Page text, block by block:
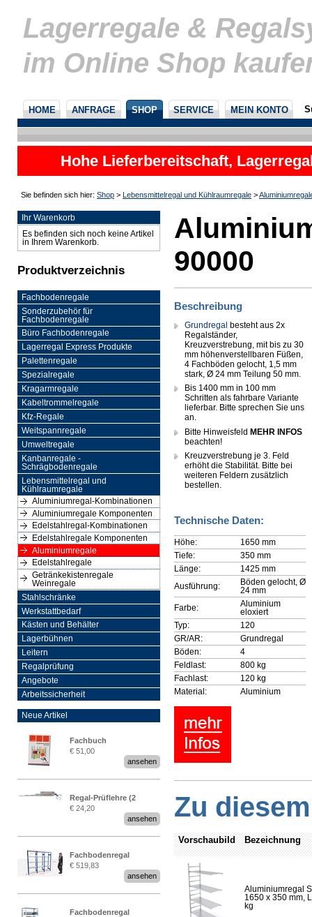
Lagerregale &
im Online Shop
HOME ANFRAGE SHOP SERVICE MEIN KONTO
Hohe Lieferbereitschaft,
nicht
Sie befinden sich hier: Shop > Lebensmittelregal und Kühlraumregale >
Ihr Warenkorb
Es befinden sich noch keine Artikel
in Ihrem Warenkorb.
Produktverzeichnis
Fachbodenregale
Sonderzubehör für
Fachbodenregale
Büro Fachbodenregale
Lagerregal Express Produkte
Palettenregale
Spezialregale
Kragarmregale
Kabeltrommelregale
Kfz-Regale
Weitspannregale
Umweltregale
Kanbanregale -
Schrägbodenregale
Lebensmittelregal und
Kühlraumregale
Aluminiumregal-Kombinationen
Aluminiumregale Komponenten
Edelstahlregal-Kombinationen
Edelstahlregale Komponenten
Aluminiumregale
Edelstahlregale
Getränkekistenregale
Weinregale
Stahlschränke
Werkstattbedarf
Kästen und Behälter
Lagerbühnen
Leitern
Regalprüfung
Angebote
Arbeitssicherheit
Neue Artikel
Fachbuch
„Regalprüfung nach DIN
€ 51,00
ansehen
Regal-Prüflehre (2
Stück)
€ 24,20
ansehen
Fachbodenregal
Stecksystem MultiPlus
2,25 Meter breit
€ 519,83
ansehen
Fachbodenregal
90000
Beschreibung
Grundregal besteht aus 2x
Regalständer,
Kreuzverstrebung, mit bis zu 30
mm höhenverstellbaren Füßen,
4 Fachböden gelocht, 1,5 mm
stark, Ø 24 mm Teilung 50 mm.
Bis 1400 mm in 100 mm
Schritten als fahrbare Variante
lieferbar. Bitte sprechen Sie uns
an.
Bitte Hinweisfeld MEHR INFOS
beachten!
Kreuzverstrebung je 3. Feld
erhöht die Stabilität. Bitte bei
weiteren Feldern zusätzlich
bestellen.
Technische Daten:
Höhe:
1650 mm
Tiefe:
350 mm
Länge:
1425 mm
Ausführung:
Böden gelocht, Ø
24 mm
Farbe:
Aluminium
eloxiert
Typ:
120
GR/AR:
Grundregal
Böden:
4
Feldlast:
800 kg
Fachlast:
120 kg
Material:
Aluminium
Zu
Vorschaubild Bezeichnung
Aluminiumregal
1650 x 350 mm,
kg